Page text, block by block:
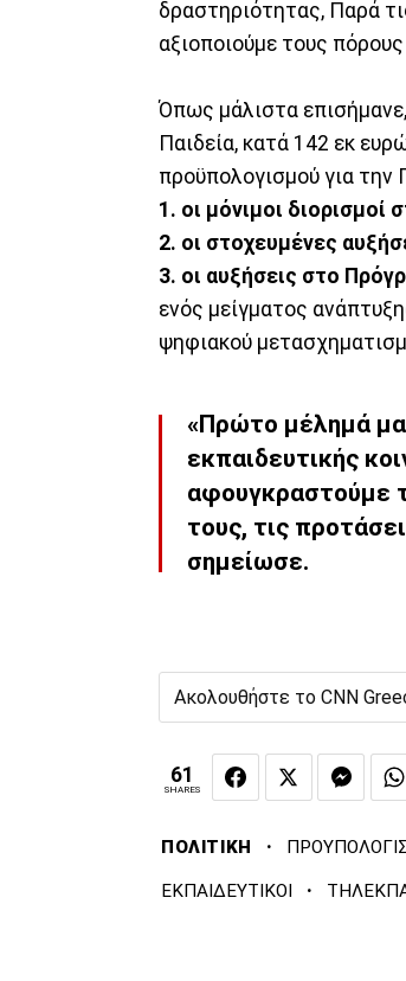
δραστηριότητας, Παρά
αξιοποιούμε τους
Όπως μάλιστα
Παιδεία, κατά 142 εκ
προϋπολογισμού για την
1. οι μόνιμοι διορισμοί
2. οι στοχευμένες
3. οι αυξήσεις στο
ενός μείγματος
ψηφιακού
«Πρώτο μέλημά
εκπαιδευτικής
αφουγκραστούμε
τους, τις
σημείωσε.
Ακολουθήστε το CNN
61
SHARES
ΠΟΛΙΤΙΚΗ ·
ΕΚΠΑΙΔΕΥΤΙΚΟΙ ·